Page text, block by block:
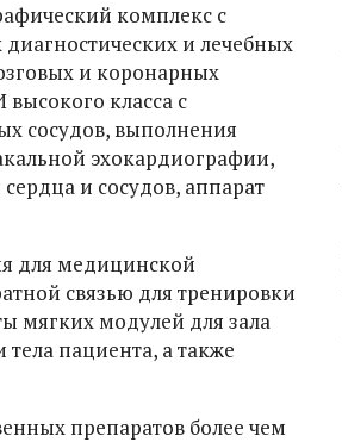
комплекс с
и лечебных
и коронарных
класса с
сосудов, выполнения
эхокардиографии,
и сосудов, аппарат
для медицинской
связью для тренировки
мягких модулей для зала
пациента, а также
препаратов более чем